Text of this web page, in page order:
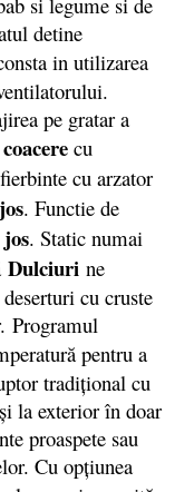
detine
in utilizarea
pe gratar a
coacere cu
cu arzator
jos. Functie de
. Static numai
Dulciuri ne
cu cruste
Programul
pentru a
tradiţional cu
la exterior în doar
proaspete sau
Cu opţiunea